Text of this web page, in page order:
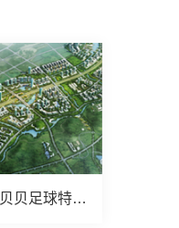
张家港市凤凰镇贝贝足球特色小镇案例